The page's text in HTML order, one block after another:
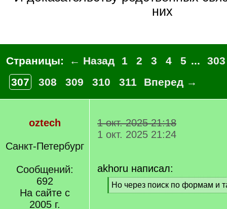
них
Страницы: ← Назад 1 2 3 4 5 ...
303
307
308 309 310 311 Вперед →
oztech
Санкт-Петербург
Сообщений:
692
На сайте с
2005 г.
1 окт. 2025 21:18
1 окт. 2025 21:24
akhoru написал:
[
q
Но через поиск по формам и
[